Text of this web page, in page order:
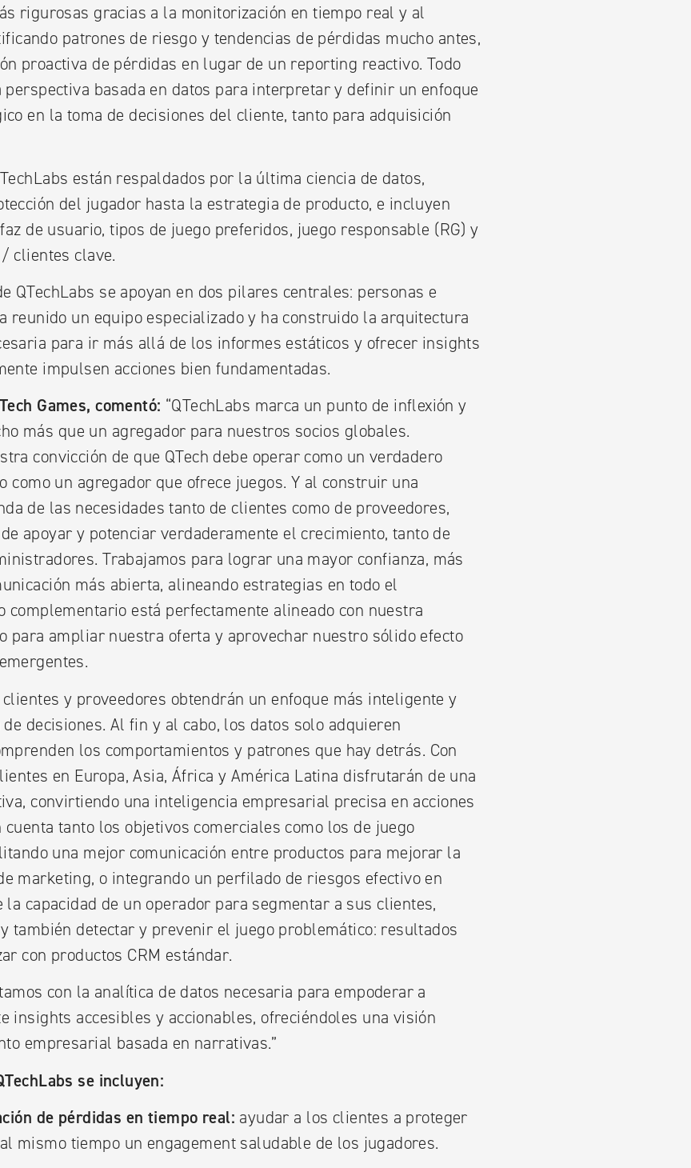
rigurosas gracias a la monitorización en tiempo real y al
patrones de riesgo y tendencias de pérdidas mucho antes,
proactiva de pérdidas en lugar de un reporting reactivo. Todo
perspectiva basada en datos para interpretar y definir un enfoque
en la toma de decisiones del cliente, tanto para adquisición
están respaldados por la última ciencia de datos,
del jugador hasta la estrategia de producto, e incluyen
de usuario, tipos de juego preferidos, juego responsable (RG) y
clientes clave.
QTechLabs se apoyan en dos pilares centrales: personas e
reunido un equipo especializado y ha construido la arquitectura
para ir más allá de los informes estáticos y ofrecer insights
impulsen acciones bien fundamentadas.
Games, comentó: “QTechLabs marca un punto de inflexión y
más que un agregador para nuestros socios globales.
convicción de que QTech debe operar como un verdadero
como un agregador que ofrece juegos. Y al construir una
de las necesidades tanto de clientes como de proveedores,
apoyar y potenciar verdaderamente el crecimiento, tanto de
Trabajamos para lograr una mayor confianza, más
más abierta, alineando estrategias en todo el
complementario está perfectamente alineado con nuestra
para ampliar nuestra oferta y aprovechar nuestro sólido efecto
clientes y proveedores obtendrán un enfoque más inteligente y
decisiones. Al fin y al cabo, los datos solo adquieren
los comportamientos y patrones que hay detrás. Con
en Europa, Asia, África y América Latina disfrutarán de una
convirtiendo una inteligencia empresarial precisa en acciones
cuenta tanto los objetivos comerciales como los de juego
una mejor comunicación entre productos para mejorar la
marketing, o integrando un perfilado de riesgos efectivo en
capacidad de un operador para segmentar a sus clientes,
también detectar y prevenir el juego problemático: resultados
con productos CRM estándar.
con la analítica de datos necesaria para empoderar a
insights accesibles y accionables, ofreciéndoles una visión
empresarial basada en narrativas.”
se incluyen:
de pérdidas en tiempo real: ayudar a los clientes a proteger
mismo tiempo un engagement saludable de los jugadores.